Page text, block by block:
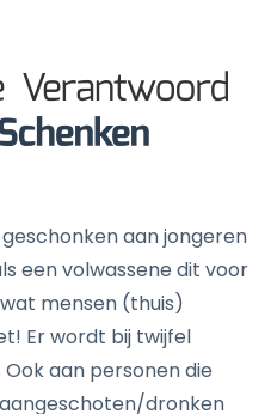
aan jongeren
een volwassene dit voor
mensen (thuis)
Er wordt bij twijfel
aan personen die
dronken